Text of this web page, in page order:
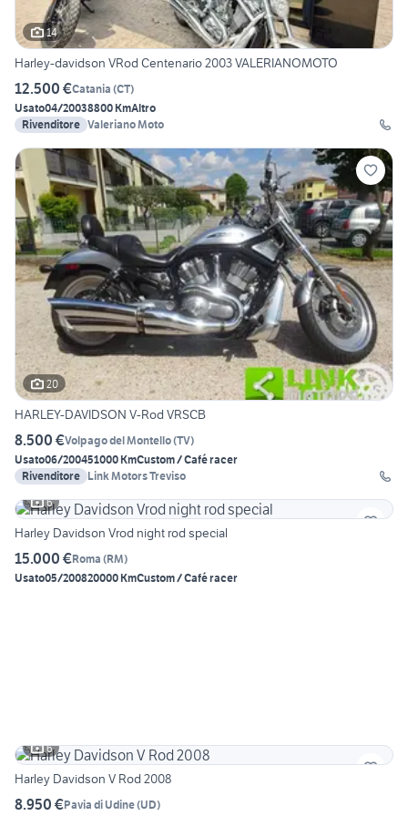
14
Harley-davidson VRod Centenario 2003 VALERIANOMOTO
12.500 €Catania (CT)
Usato04/20038800 KmAltro
Rivenditore Valeriano Moto
20
HARLEY-DAVIDSON V-Rod VRSCB
8.500 €Volpago del Montello(TV)
Usato06/200451000 KmCustom / Café racer
Rivenditore Link Motors Treviso
6
Harley Davidson Vrod night rod special
15.000 €Roma (RM)
Usato05/200820000 KmCustom / Café racer
6
Harley Davidson V Rod 2008
8.950 €Pavia di Udine(UD)